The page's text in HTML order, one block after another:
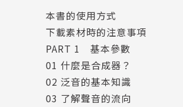
可以從合成器初學者畢業了吧
「對於對聲音有明確想像的合
「這本書將參數為什麼要這樣
「對跟我一樣長年和合成器相
本書的使用方式
下載素材時的注意事項
PART 1 基本參數
01 什麼是合成器？
02 泛音的基本知識
03 了解聲音的流向